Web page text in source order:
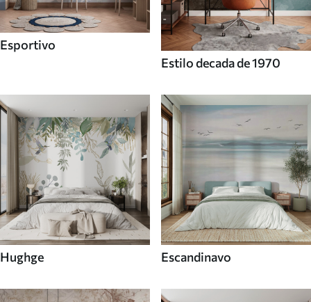
Esportivo
Estilo decada de 1970
Hughge Escandinavo